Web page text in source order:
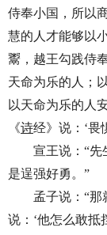
侍奉小国，所以
慧的人才能够以
鬻，越王勾践侍
天命为乐的人；
以天命为乐的人
《诗经》说：‘畏
宣王说：“先生
是逞强好勇。”
孟子说：“那就
说：‘他怎么敢抵